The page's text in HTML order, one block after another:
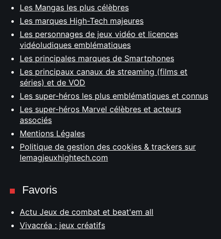
Les Mangas les plus célèbres
Les marques High-Tech majeures
Les personnages de jeux vidéo et licences
vidéoludiques emblématiques
Les principales marques de Smartphones
Les principaux canaux de streaming (films et
séries) et de VOD
Les super-héros les plus emblématiques et connus
Les super-héros Marvel célèbres et acteurs
associés
Mentions Légales
Politique de gestion des cookies & trackers sur
lemagjeuxhightech.com
Favoris
Actu Jeux de combat et beat'em all
Vivacréa : jeux créatifs